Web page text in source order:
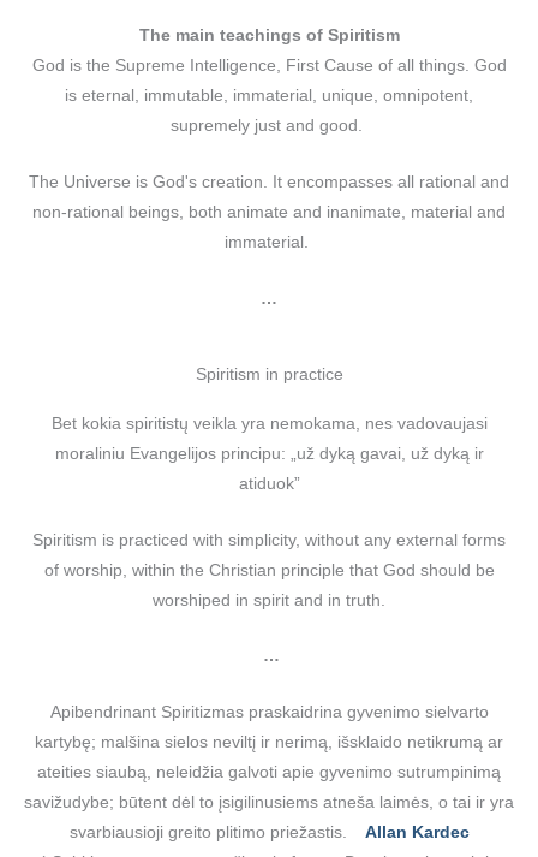
The main teachings of Spiritism
God is the Supreme Intelligence, First Cause of all things. God
is eternal, immutable, immaterial, unique, omnipotent,
supremely just and good.
The Universe is God's creation. It encompasses all rational and
non-rational beings, both animate and inanimate, material and
immaterial.
…
Spiritism in practice
Bet kokia spiritistų veikla yra nemokama, nes vadovaujasi
moraliniu Evangelijos principu: „už dyką gavai, už dyką ir
atiduok”
Spiritism is practiced with simplicity, without any external forms
of worship, within the Christian principle that God should be
worshiped in spirit and in truth.
…
Apibendrinant Spiritizmas praskaidrina gyvenimo sielvarto
kartybę; malšina sielos neviltį ir nerimą, išsklaido netikrumą ar
ateities siaubą, neleidžia galvoti apie gyvenimo sutrumpinimą
savižudybe; būtent dėl to įsigilinusiems atneša laimės, o tai ir yra
svarbiausioji greito plitimo priežastis.
Allan Kardec